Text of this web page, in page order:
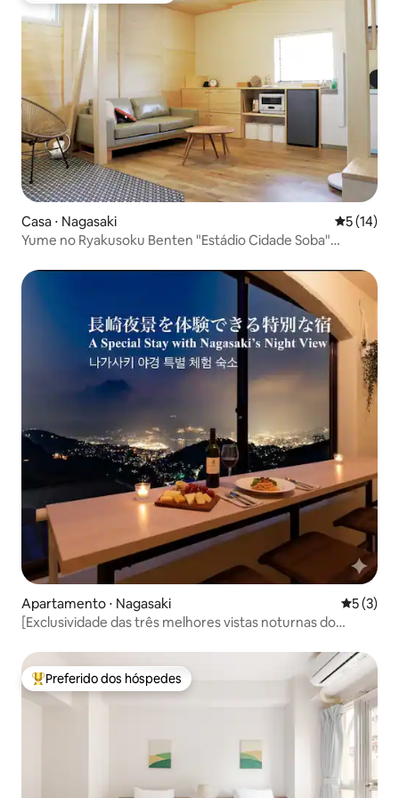
Casa ⋅ Nagasaki 5 de uma
5 (14)
Yume no Ryakusoku Benten "Estádio Cidade Soba"
Apartamento ⋅ Nagasaki 5 de
5 (3)
[Exclusividade das três melhores vistas noturnas do
de Nagasaki | Estacionamento gratuito
Entre os melhores preferidos dos hóspedes
Preferido dos hóspedes